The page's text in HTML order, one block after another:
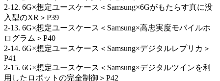
2-12. 6G×想定ユースケース＜Samsung×6Gがもたらす真に没
入型のXR＞P39
2-13. 6G×想定ユースケース＜Samsung×高忠実度モバイルホ
ログラム＞P40
2-14. 6G×想定ユースケース＜Samsung×デジタルレプリカ＞
P41
2-15. 6G×想定ユースケース＜Samsung×デジタルツインを利
用したロボットの完全制御＞P42